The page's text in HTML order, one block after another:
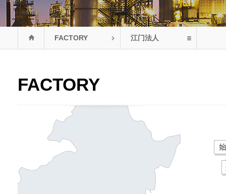
联系我们
FACTORY 江门法人
FACTORY